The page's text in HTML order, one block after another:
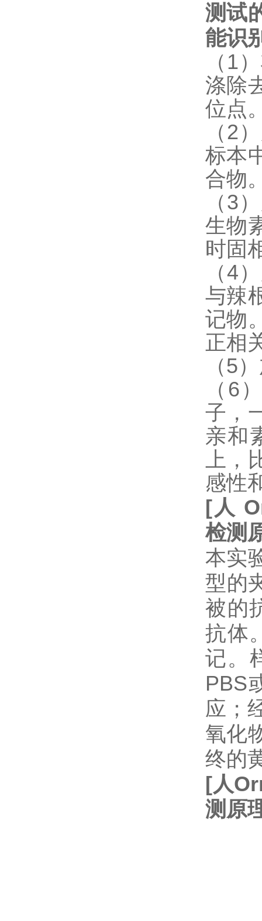
测试
能识
（1
涤除
位点
（2
标本
合物
（3
生物
时固
（4
与辣
记物
正相
（5
（6
子，
亲和
上
感性
[人
检测
本实
型的
被的
抗体
记。
PBS
应；
氧化
终的
[人
测原